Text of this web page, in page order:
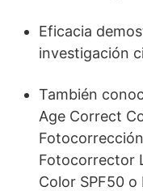
Eficacia
investigación
También
Age Correct
Fotocorrector
Color SPF50